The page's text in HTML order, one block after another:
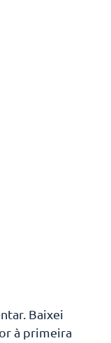
Baixei
à primeira